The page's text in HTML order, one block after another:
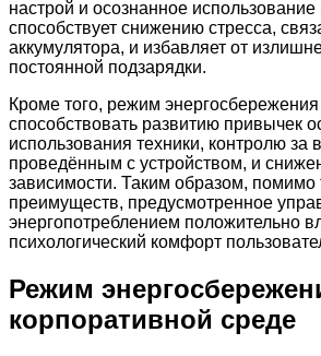
настрой и осознанное
способствует снижению стресса,
аккумулятора, и избавляет от
постоянной подзарядки.
Кроме того, режим
способствовать развитию привычек
использования техники, контролю за
проведённым с устройством, и
зависимости. Таким образом, помимо
преимуществ, предусмотренное
энергопотреблением положительно
психологический комфорт
Режим
корпоративной среде